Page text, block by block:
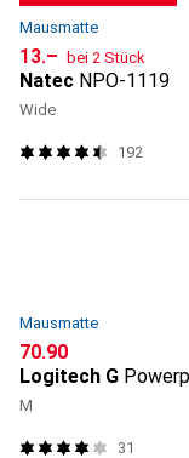
Mausmatte
CHF
13.– bei 2 Stück
Natec NPO-1119
Wide
192
Mausmatte
CHF
70.90
Logitech G
M
31